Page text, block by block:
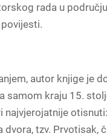
rada u području
autor knjige je
samom kraju 15.
najvjerojatnije
dvora, tzv. Prvotisak,